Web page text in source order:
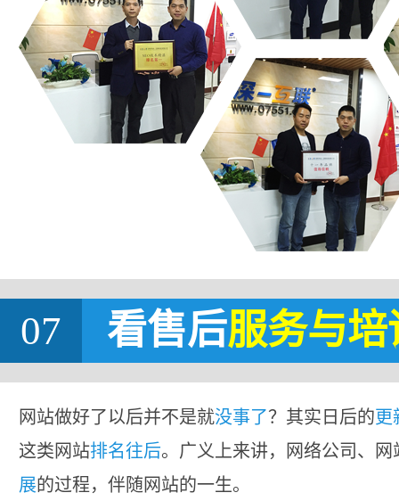
07 看售后服务与培
网站做好了以后并不是就没事了？其实日后的更
这类网站排名往后。广义上来讲，网络公司、
展的过程，伴随网站的一生。